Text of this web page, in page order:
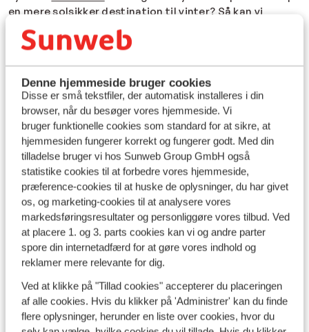
Denne hjemmeside bruger cookies
Disse er små tekstfiler, der automatisk installeres i din
browser, når du besøger vores hjemmeside. Vi
bruger funktionelle cookies som standard for at sikre, at
hjemmesiden fungerer korrekt og fungerer godt. Med din
tilladelse bruger vi hos Sunweb Group GmbH også
statistike cookies til at forbedre vores hjemmeside,
præference-cookies til at huske de oplysninger, du har givet
os, og marketing-cookies til at analysere vores
markedsføringsresultater og personliggøre vores tilbud. Ved
at placere 1. og 3. parts cookies kan vi og andre parter
spore din internetadfærd for at gøre vores indhold og
reklamer mere relevante for dig.
Ved at klikke på "Tillad cookies" accepterer du placeringen
af alle cookies. Hvis du klikker på 'Administrer' kan du finde
flere oplysninger, herunder en liste over cookies, hvor du
en mere solsikker destination til vinter? Så kan vi
anbefale
De Kanariske Øer
Mallorcas vejr byder på op til 24 grader i
og masser af soltimer. Vejret på Mallorca ligger altså
op til en ideel efterårsferie med varme dage på
standen, kolde drinks ved poolen og hyggelige aftener
på en lokal, spansk restaurant. Rejser du måneden før i
september, kan du opleve temperaturer op til 26 grader,
hvor du derimod inovembermåned må ned på omkring
de 18 grader. Det er dog stadig en behagelig
temperatur til en lun efterårsferie!
Vejret på Mallorca maj og juni
Vejret på Mallorca i maj byder på omkring 24 grader,
derimod byder vejret på Mallorca i juni på næsten 30
grader. Er du til sol, varme og glade dage på stranden i
Spanien? Så er en rejse til Mallorca imajogjuniden
perfekte destination til en solrig rejse inden
højsæsonen for alvor går i gang. På den måde kan du